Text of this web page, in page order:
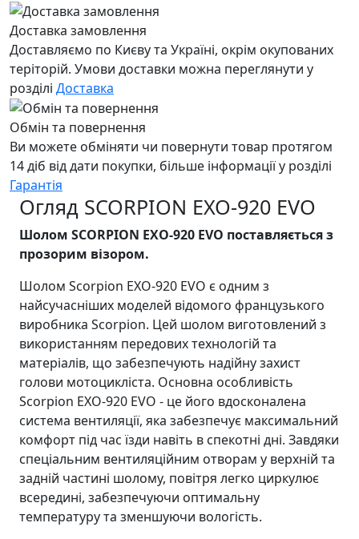
Доставка замовлення
Доставляємо по Києву та Україні, окрім окупованих
теріторій. Умови доставки можна переглянути у
розділі Доставка
Обмін та повернення
Ви можете обміняти чи повернути товар протягом
14 діб від дати покупки, більше інформації у розділі
Гарантія
Огляд SCORPION EXO-920 EVO
Шолом SCORPION EXO-920 EVO поставляється з
прозорим візором.
Шолом Scorpion EXO-920 EVO є одним з
найсучасніших моделей відомого французького
виробника Scorpion. Цей шолом виготовлений з
використанням передових технологій та
матеріалів, що забезпечують надійну захист
голови мотоцикліста. Основна особливість
Scorpion EXO-920 EVO - це його вдосконалена
система вентиляції, яка забезпечує максимальний
комфорт під час їзди навіть в спекотні дні. Завдяки
спеціальним вентиляційним отворам у верхній та
задній частині шолому, повітря легко циркулює
всередині, забезпечуючи оптимальну
температуру та зменшуючи вологість.